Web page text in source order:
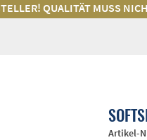
QUALITÄT MUSS
Artikel-